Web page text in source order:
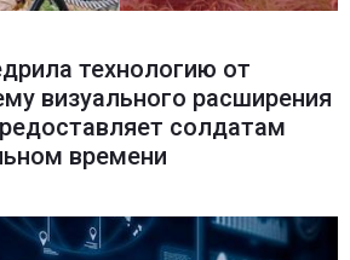
технологию от
визуального расширения
солдатам
времени